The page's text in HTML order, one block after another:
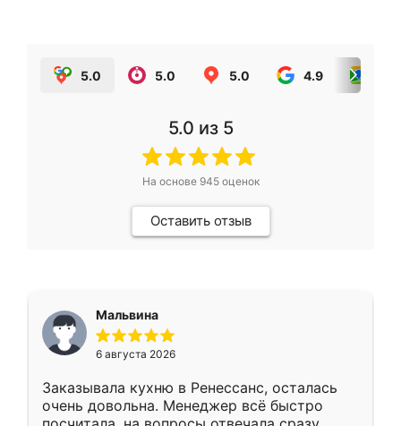
5.0 5.0 5.0 4.9
5.0 из 5
На основе 945оценок
Оставить отзыв
Мальвина
6 августа 2026
Заказывала кухню в Ренессанс, осталась
очень довольна. Менеджер всё быстро